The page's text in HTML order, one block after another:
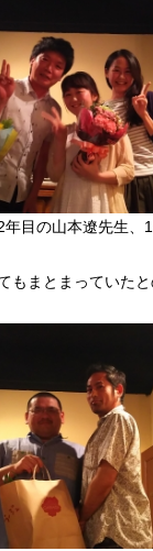
年目の山本遼先生、
もまとまっていた